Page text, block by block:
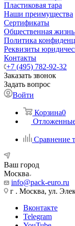
Пластиковая тара
Наши преимущества
Сертификаты
Общественная жизнь
Политика
Реквизиты
Контакты
+7 (495) 782-92-32
Заказать звонок
Задать вопрос
Войти
Корзина0
Сравнение
Ваш город
Москва
info@pack-euro.ru
г . Москва, ул.
Вконтакте
Telegram